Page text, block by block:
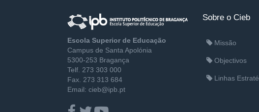
Escola Superior de Educação
Campus de Santa Apolónia
5300-253 Bragança
Telf. 273 303 000
Fax. 273 313 684
Email: cieb@ipb.pt
Sobre o Cieb
Missão
Objectivos
Linhas